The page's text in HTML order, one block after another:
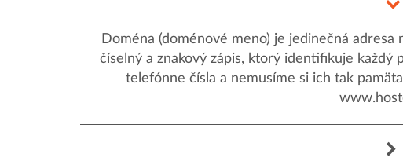
Doména (doménové meno) je jedinečná
číselný a znakový zápis, ktorý identifikuje každý
telefónne čísla a nemusíme si ich tak